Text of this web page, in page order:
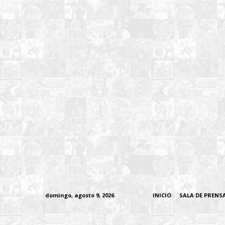
domingo, agosto 9, 2026 INICIO SALA DE